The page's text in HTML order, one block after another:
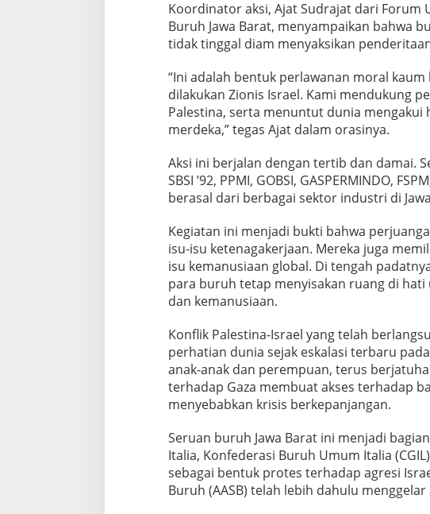
a
h
P
r
a
n
g
a
n
Koordinator aksi, Ajat Sudrajat dari Forum
Buruh Jawa Barat, menyampaikan bahwa
tidak tinggal diam menyaksikan
“Ini adalah bentuk perlawanan moral
dilakukan Zionis Israel. Kami mendukung
Palestina, serta menuntut dunia mengakui
merdeka,” tegas Ajat dalam orasinya.
Aksi ini berjalan dengan tertib dan damai.
SBSI ’92, PPMI, GOBSI, GASPERMINDO,
berasal dari berbagai sektor industri di
Kegiatan ini menjadi bukti bahwa
isu-isu ketenagakerjaan. Mereka juga
isu kemanusiaan global. Di tengah
para buruh tetap menyisakan ruang di
dan kemanusiaan.
Konflik Palestina-Israel yang telah
perhatian dunia sejak eskalasi terbaru
anak-anak dan perempuan, terus
terhadap Gaza membuat akses terhadap
menyebabkan krisis berkepanjangan.
Seruan buruh Jawa Barat ini menjadi
Italia, Konfederasi Buruh Umum Italia
sebagai bentuk protes terhadap agresi
Buruh (AASB) telah lebih dahulu